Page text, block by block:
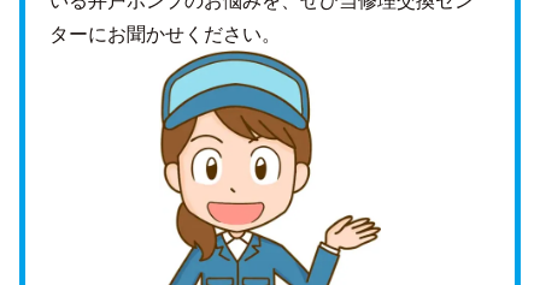
ターにお聞かせください。